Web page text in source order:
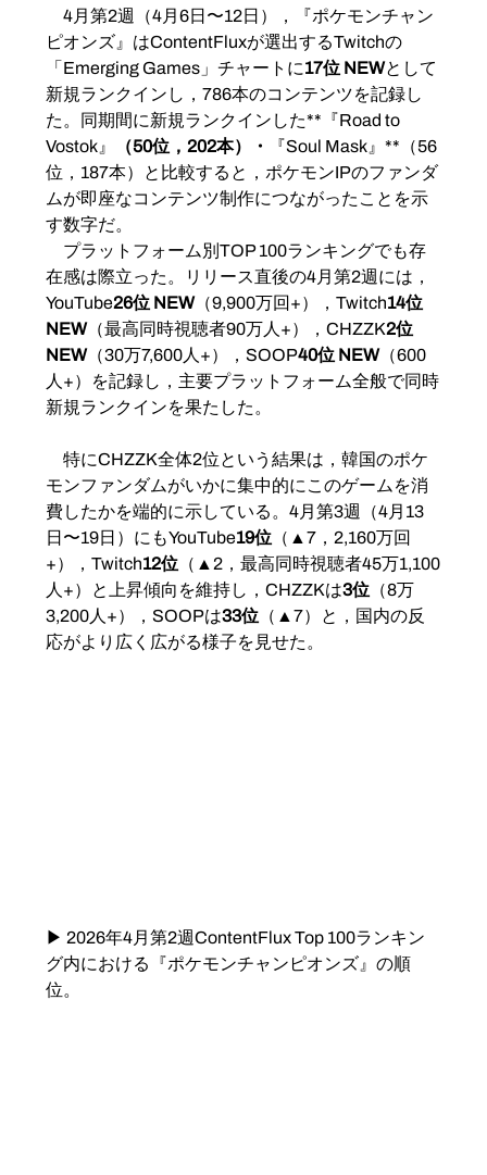
4月第2週（4月6日〜12日），『ポケモンチャン
ピオンズ』はContentFluxが選出するTwitchの
「Emerging Games」チャートに17位 NEWとして
新規ランクインし，786本のコンテンツを記録し
た。同期間に新規ランクインした**『Road to
Vostok』
（50位，202本）・
『Soul Mask』**（56
位，187本）と比較すると，ポケモンIPのファンダ
ムが即座なコンテンツ制作につながったことを示
す数字だ。
プラットフォーム別TOP 100ランキングでも存
在感は際立った。リリース直後の4月第2週には，
YouTube26位 NEW（9,900万回+），Twitch14位
NEW（最高同時視聴者90万人+），CHZZK2位
NEW（30万7,600人+），SOOP40位 NEW（600
人+）を記録し，主要プラットフォーム全般で同時
新規ランクインを果たした。
特にCHZZK全体2位という結果は，韓国のポケ
モンファンダムがいかに集中的にこのゲームを消
費したかを端的に示している。4月第3週（4月13
日〜19日）にもYouTube19位（▲7，2,160万回
+），Twitch12位（▲2，最高同時視聴者45万1,100
人+）と上昇傾向を維持し，CHZZKは3位（8万
3,200人+），SOOPは33位（▲7）と，国内の反
応がより広く広がる様子を見せた。
▶ 2026年4月第2週ContentFlux Top 100ランキン
グ内における『ポケモンチャンピオンズ』の順
位。